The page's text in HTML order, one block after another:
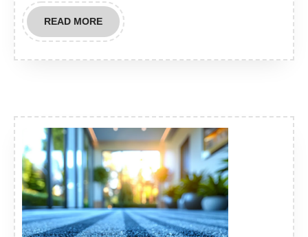
READ MOREREAD
MORE